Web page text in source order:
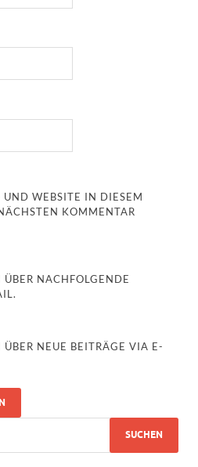
WEBSITE IN DIESEM
KOMMENTAR
NACHFOLGENDE
NEUE BEITRÄGE VIA E-